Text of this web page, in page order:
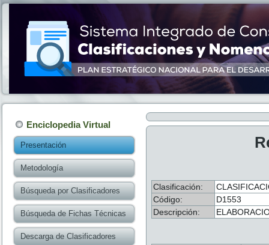
Enciclopedia Virtual
Presentación
Metodología
Búsqueda por Clasificadores
Búsqueda de Fichas Técnicas
Descarga de Clasificadores
Clasificación:
Código:
D1553
Descripción: